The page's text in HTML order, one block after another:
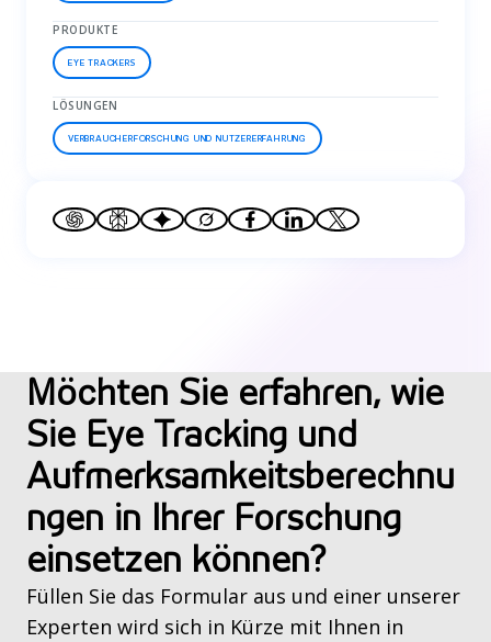
PRODUKTE
EYE TRACKERS
LÖSUNGEN
VERBRAUCHERFORSCHUNG UND NUTZERERFAHRUNG
Möchten Sie erfahren, wie
Sie Eye Tracking und
Aufmerksamkeitsberechnu
ngen in Ihrer Forschung
einsetzen können?
Füllen Sie das Formular aus und einer unserer
Experten wird sich in Kürze mit Ihnen in